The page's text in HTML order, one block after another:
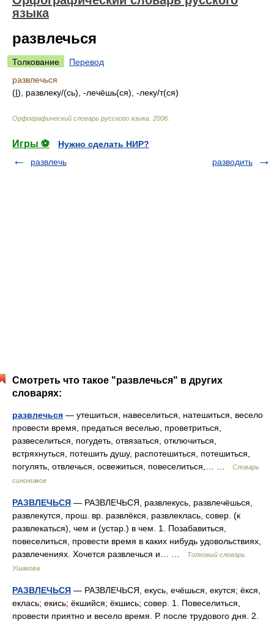
языка
развлечься
Толкование
Перевод
развлечься
(I), развлеку/(сь), -лечёшь(ся), -леку/т(ся)
Орфографический словарь русского языка 2006
Игры ⚽
Нужно сделать НИР?
развлечь
разводить
Смотреть что такое "развлечься" в других
словарях:
развлечься — утешиться, навеселиться, натешиться, весело
провести время, предаться веселью, проветриться,
развеселиться, погудеть, отвязаться, отключиться,
встряхнуться, потешить душу, распотешиться, потешиться,
погулять, отвлечься, освежиться, повеселиться,… …
Словарь
синонимов
РАЗВЛЕЧЬСЯ — РАЗВЛЕЧЬСЯ, развлекусь, развлечёшься,
развлекутся, прош. вр. развлёкся, развлеклась, совер. (к
развлекаться), чем и (устар.) в чем. 1. Позабавиться,
повеселиться, провести время в каких нибудь удовольствиях,
развлечениях. Хочется развлечься и… …
Толковый словарь
Ушакова
РАЗВЛЕЧЬСЯ — РАЗВЛЕЧЬСЯ, екусь, ечёшься, екутся; ёкся,
еклась; екись; ёкшийся; ёкшись; совер. 1. Повеселиться,
провести приятно и весело время. Р. после трудового дня. 2.